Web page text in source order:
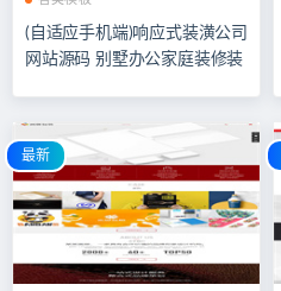
(自适应手机端)响应式装潢公司
网站源码 别墅办公家庭装修装
最新